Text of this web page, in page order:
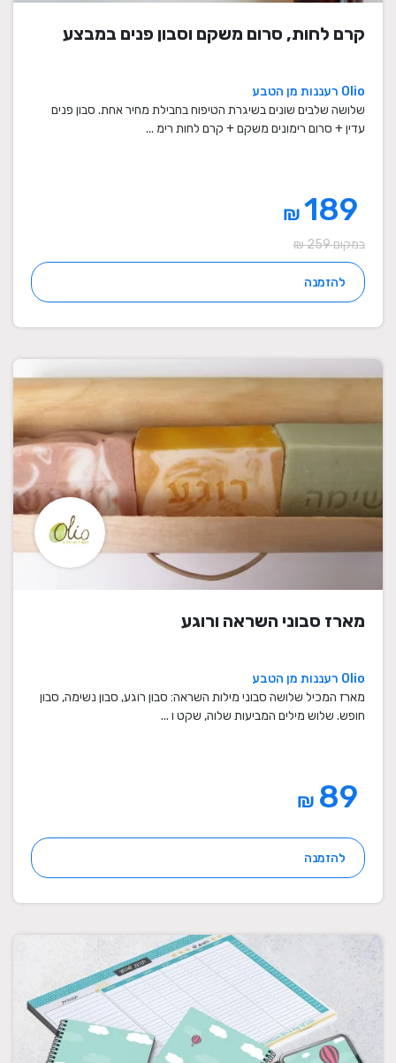
קרם לחות, סרום משקם וסבון פנים במבצע
Olio רעננות מן הטבע
שלושה שלבים שונים בשיגרת הטיפוח בחבילת מחיר אחת. סבון פנים
עדין + סרום רימונים משקם + קרם לחות רימ ...
₪
במקום 259 ₪
להזמנה
מארז סבוני השראה ורוגע
Olio רעננות מן הטבע
מארז המכיל שלושה סבוני מילות השראה: סבון רוגע, סבון נשימה, סבון
חופש. שלוש מילים המביעות שלוה, שקט ו ...
₪
להזמנה